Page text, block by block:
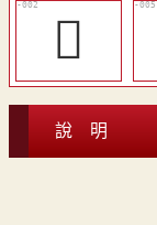
𢭋
說 明